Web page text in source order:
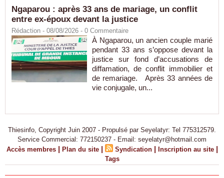
Ngaparou : après 33 ans de mariage, un conflit
entre ex-époux devant la justice
Rédaction - 08/08/2026 - 0 Commentaire
À Ngaparou, un ancien couple marié
pendant 33 ans s’oppose devant la
justice sur fond d’accusations de
diffamation, de conflit immobilier et
de remariage. Après 33 années de
vie conjugale, un...
Thiesinfo, Copyright Juin 2007 - Propulsé par Seyelatyr: Tel 775312579.
Service Commercial: 772150237 - Email: seyelatyr@hotmail.com
Accès membres | Plan du site | Syndication | Inscription au site |
Tags